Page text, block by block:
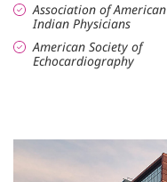
Association of American
Indian Physicians
American Society of
Echocardiography